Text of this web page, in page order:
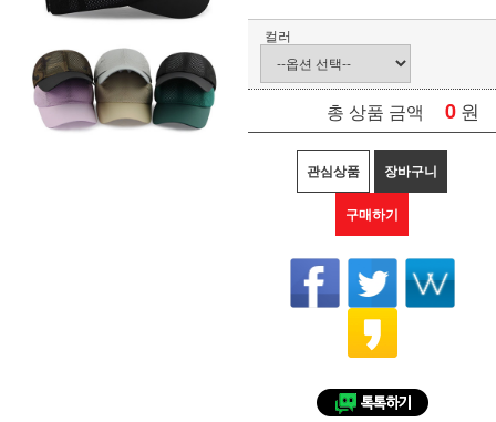
컬러
총 상품 금액 0 원
관심상품 장바구니
구매하기